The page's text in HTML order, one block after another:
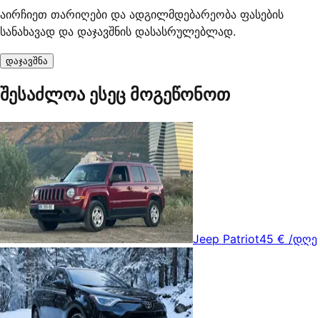
აირჩიეთ თარიღები და ადგილმდებარეობა ფასების
სანახავად და დაჯავშნის დასასრულებლად.
დაჯავშნა
შესაძლოა ესეც მოგეწონოთ
Jeep Patriot45 € /დღე